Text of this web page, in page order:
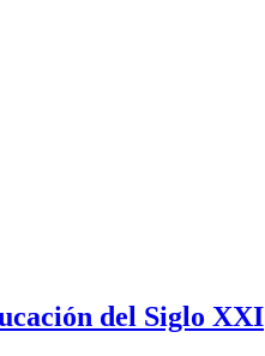
del Siglo XXI